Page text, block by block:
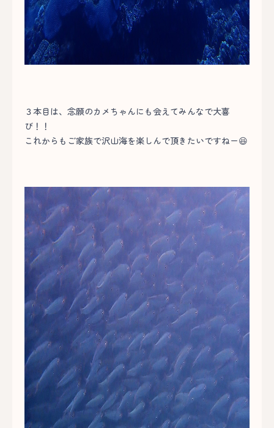
３本目は、念願のカメちゃんにも会えてみんなで大喜
び！！
これからもご家族で沢山海を楽しんで頂きたいですねー😆